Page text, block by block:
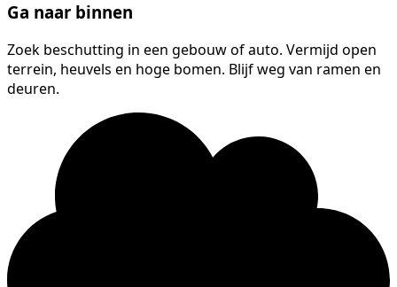
Ga naar binnen
Zoek beschutting in een gebouw of auto. Vermijd open
terrein, heuvels en hoge bomen. Blijf weg van ramen en
deuren.